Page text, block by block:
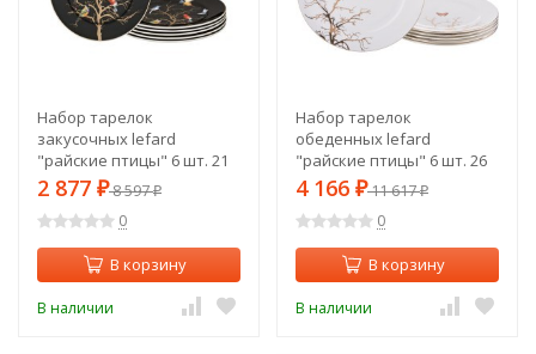
Набор тарелок
закусочных lefard
"райские птицы" 6 шт. 21
см черный Lefard (264-753)
2 877 ₽8 597₽
0
В корзину
В наличии
Набор тарелок
обеденных lefard
"райские птицы" 6 шт. 26
см Lefard (264-844)
4 166 ₽11 617₽
0
В корзину
В наличии